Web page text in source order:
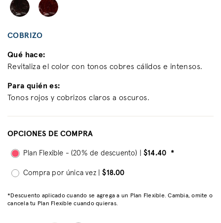
COBRIZO
Qué hace:
Revitaliza el color con tonos cobres cálidos e intensos.
Para quién es:
Tonos rojos y cobrizos claros a oscuros.
OPCIONES DE COMPRA
Plan Flexible - (20% de descuento) |$14.40 *
Compra por única vez |$18.00
*Descuento aplicado cuando se agrega a un Plan Flexible. Cambia, omite o
cancela tu Plan Flexible cuando quieras.